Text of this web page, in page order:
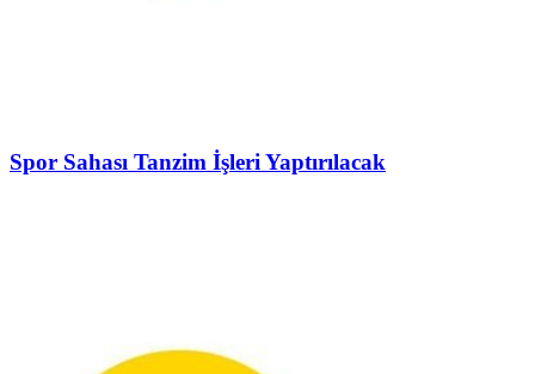
Spor Sahası Tanzim İşleri Yaptırılacak